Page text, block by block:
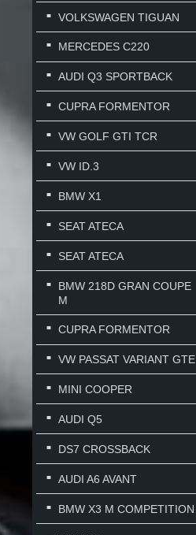
VOLKSWAGEN TIGUAN
MERCEDES C220
AUDI Q3 SPORTBACK
CUPRA FORMENTOR
VW GOLF GTI TCR
VW ID.3
BMW X1
SEAT ATECA
SEAT ATECA
BMW 218D GRAN COUPE
M
CUPRA FORMENTOR
VW PASSAT VARIANT GTE
MINI COOPER
AUDI Q5
DS7 CROSSBACK
AUDI A6 AVANT
BMW X3 M COMPETITION